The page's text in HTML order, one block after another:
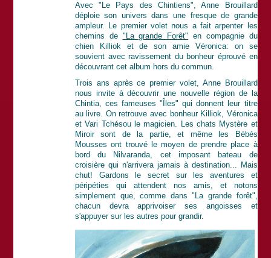
Avec "Le Pays des Chintiens", Anne Brouillard
déploie son univers dans une fresque de grande
ampleur. Le premier volet nous a fait arpenter les
chemins de "La grande Forêt" en compagnie du
chien Killiok et de son amie Véronica: on se
souvient avec ravissement du bonheur éprouvé en
découvrant cet album hors du commun.
Trois ans après ce premier volet, Anne Brouillard
nous invite à découvrir une nouvelle région de la
Chintia, ces fameuses "Îles" qui donnent leur titre
au livre. On retrouve avec bonheur Killiok, Véronica
et Vari Tchésou le magicien. Les chats Mystère et
Miroir sont de la partie, et même les Bébés
Mousses ont trouvé le moyen de prendre place à
bord du Nilvaranda, cet imposant bateau de
croisière qui n'arrivera jamais à destination... Mais
chut! Gardons le secret sur les aventures et
péripéties qui attendent nos amis, et notons
simplement que, comme dans "La grande forêt",
chacun devra apprivoiser ses angoisses et
s'appuyer sur les autres pour grandir.